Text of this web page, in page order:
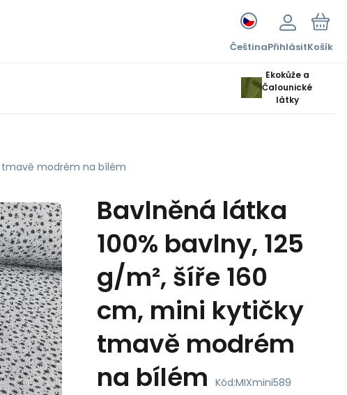
ČeštinaPřihlásitKošík
Ekokůže a
Čalounické
látky
tmavě modrém na bílém
Bavlněná látka
100% bavlny, 125
g/m², šíře 160
cm, mini kytičky
tmavě modrém
na bílém Kód:MIXmini589